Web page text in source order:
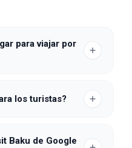
para viajar por
los turistas?
Baku de Google